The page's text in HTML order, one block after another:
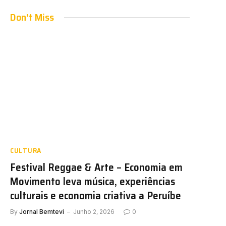
Don't Miss
CULTURA
Festival Reggae & Arte – Economia em
Movimento leva música, experiências
culturais e economia criativa a Peruíbe
By Jornal Bemtevi Junho 2, 2026 0